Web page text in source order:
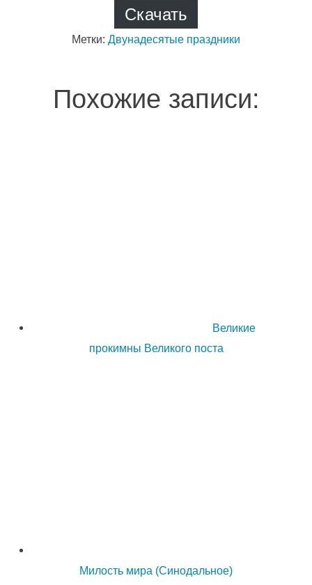
Скачать
Метки: Двунадесятые праздники
Похожие записи:
Великие
прокимны Великого поста
Милость мира (Синодальное)